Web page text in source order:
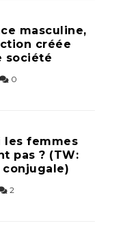
masculine,
créée
société
0
les femmes
pas ? (TW:
2